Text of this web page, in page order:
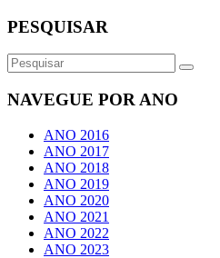
PESQUISAR
NAVEGUE POR ANO
ANO 2016
ANO 2017
ANO 2018
ANO 2019
ANO 2020
ANO 2021
ANO 2022
ANO 2023